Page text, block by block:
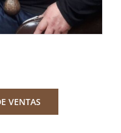
VENTAS